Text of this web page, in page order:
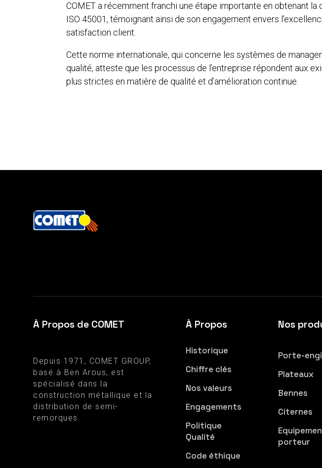
COMET a récemment franchi une étape importante en obtenant la
ISO 45001, témoignant ainsi de son engagement envers
satisfaction client.
Cette norme internationale, qui concerne les systèmes de
qualité, atteste que les processus de l’entreprise répondent aux
plus strictes en matière de qualité et d’amélioration continue.
À Propos de COMET
Depuis 1971, COMET GROUP,
basé à Ben Arous, est
spécialisé dans la
construction métallique et la
distribution de semi-
remorques.
À Propos
Historique
Chiffre clés
Nos valeurs
Engagements
Politique
Qualité
Code éthique
Nos
Porte-
Plateaux
Bennes
Citernes
porteur